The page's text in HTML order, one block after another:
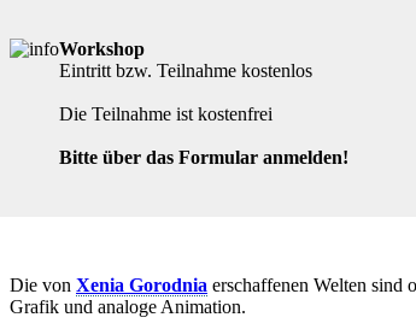
Workshop
Eintritt bzw. Teilnahme kostenlos
Die Teilnahme ist kostenfrei
Bitte über das Formular anmelden!
Die von Xenia Gorodnia erschaffenen Welten sind
Grafik und analoge Animation.